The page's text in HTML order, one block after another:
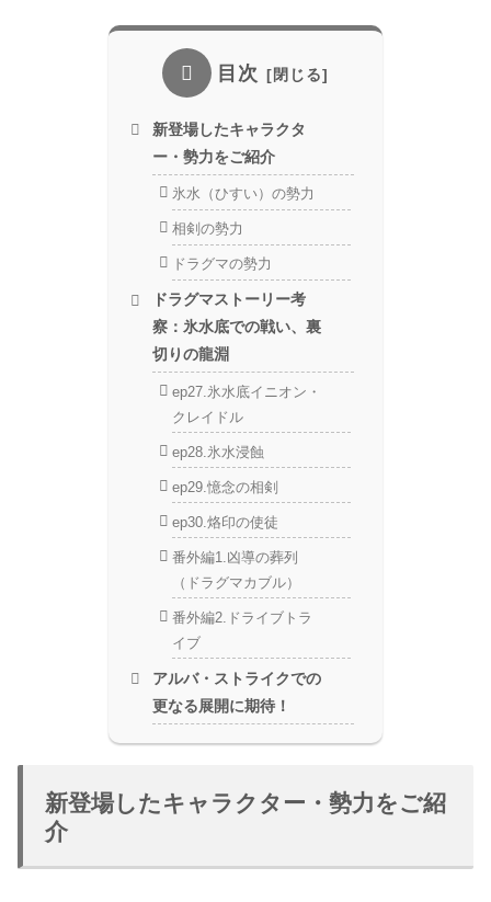
目次
新登場したキャラクタ
ー・勢力をご紹介
氷水（ひすい）の勢力
相剣の勢力
ドラグマの勢力
ドラグマストーリー考
察：氷水底での戦い、裏
切りの龍淵
ep27.氷水底イニオン・
クレイドル
ep28.氷水浸蝕
ep29.憶念の相剣
ep30.烙印の使徒
番外編1.凶導の葬列
（ドラグマカブル）
番外編2.ドライブトラ
イブ
アルバ・ストライクでの
更なる展開に期待！
新登場したキャラクター・勢力をご紹
介